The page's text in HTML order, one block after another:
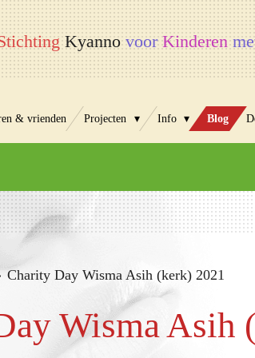
KyannovoorKinderen
& vrienden Projecten Info Blog
Charity Day Wisma Asih (kerk) 2021
Wisma Asih